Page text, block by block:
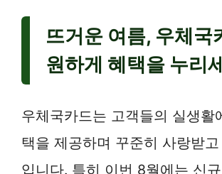
뜨거운 여름, 우체국
원하게 혜택을 누리
우체국카드는 고객들의 실생활
택을 제공하며 꾸준히 사랑받
입니다. 특히 이번 8월에는 신